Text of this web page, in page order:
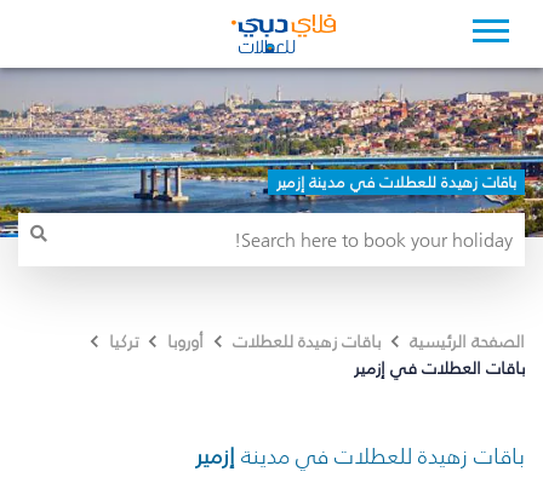
باقات زهيدة للعطلات في مدينة إزمير
الصفحة الرئيسية باقات زهيدة للعطلات أوروبا
تركيا
باقات العطلات في إزمير
باقات زهيدة للعطلات في مدينة إزمير